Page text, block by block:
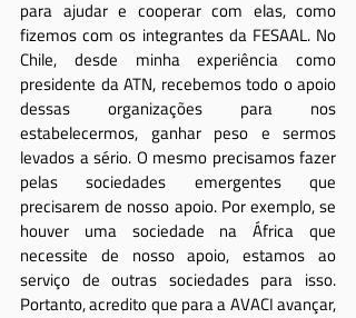
para ajudar e cooperar com elas, como
fizemos com os integrantes da FESAAL. No
Chile, desde minha experiência como
presidente da ATN, recebemos todo o apoio
dessas organizações para nos
estabelecermos, ganhar peso e sermos
levados a sério. O mesmo precisamos fazer
pelas sociedades emergentes que
precisarem de nosso apoio. Por exemplo, se
houver uma sociedade na África que
necessite de nosso apoio, estamos ao
serviço de outras sociedades para isso.
Portanto, acredito que para a AVACI avançar,